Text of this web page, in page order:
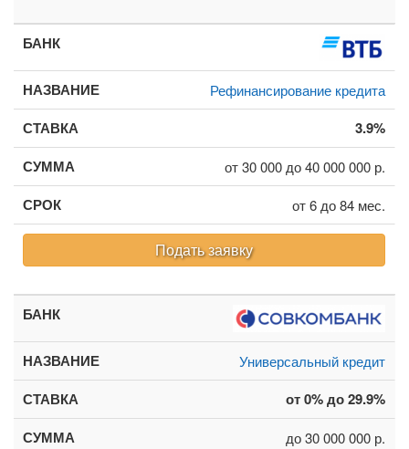
Рефинансирование кредита
3.9%
от 30 000 до 40 000 000 р.
от 6 до 84 мес.
Подать заявку
Универсальный кредит
от 0% до 29.9%
до 30 000 000 р.